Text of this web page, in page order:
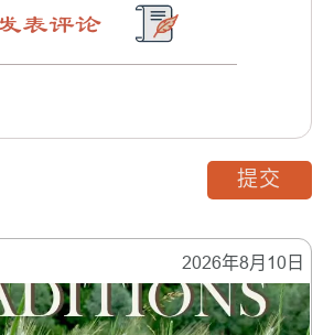
2026年8月10日
表评论
提交